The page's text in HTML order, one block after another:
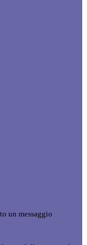
un messaggio